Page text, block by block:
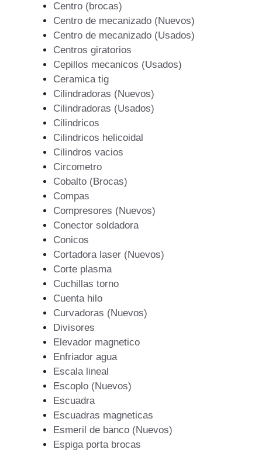
Centro (brocas)
Centro de mecanizado (Nuevos)
Centro de mecanizado (Usados)
Centros giratorios
Cepillos mecanicos (Usados)
Ceramica tig
Cilindradoras (Nuevos)
Cilindradoras (Usados)
Cilindricos
Cilindricos helicoidal
Cilindros vacios
Circometro
Cobalto (Brocas)
Compas
Compresores (Nuevos)
Conector soldadora
Conicos
Cortadora laser (Nuevos)
Corte plasma
Cuchillas torno
Cuenta hilo
Curvadoras (Nuevos)
Divisores
Elevador magnetico
Enfriador agua
Escala lineal
Escoplo (Nuevos)
Escuadra
Escuadras magneticas
Esmeril de banco (Nuevos)
Espiga porta brocas